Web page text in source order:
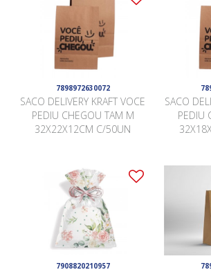
7898972630072
SACO DELIVERY KRAFT VOCE
PEDIU CHEGOU TAM M
32X22X12CM C/50UN
SACO
PEDIU
7908820210957